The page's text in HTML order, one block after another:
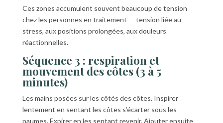
Ces zones accumulent souvent beaucoup de tension
chez les personnes en traitement — tension liée au
stress, aux positions prolongées, aux douleurs
réactionnelles.
Séquence 3 : respiration et
mouvement des côtes (3 à 5
minutes)
Les mains posées sur les côtés des côtes. Inspirer
lentement en sentant les côtes s’écarter sous les
paumes. Expirer en les sentant revenir. Ajouter ensuite